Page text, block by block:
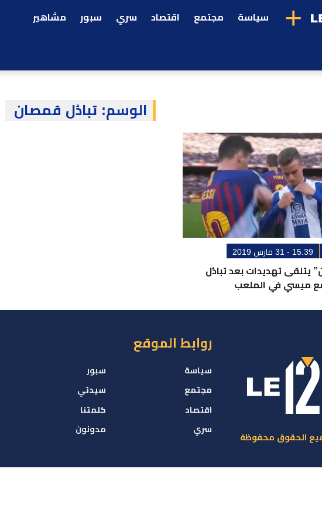
+ سياسة مجتمع اقتصاد سري سبور مشاهير
الوسم: تبادُل قمصان
15:39 - 31 مارس 2019
يتلقى تهديدات بعد تبادُل
ميسي في الملعب
روابط الموقع
سياسة
مجتمع
اقتصاد
سري
سبور
سيدتي
كلمتنا
مدونون